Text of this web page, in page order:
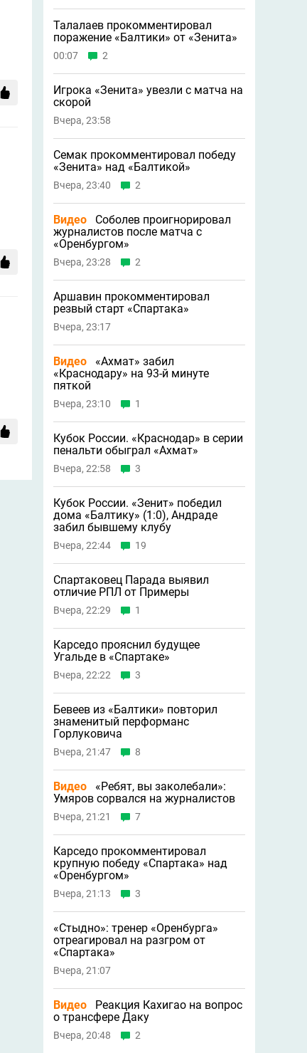
Талалаев прокомментировал
поражение «Балтики» от «Зенита»
00:07 2
Игрока «Зенита» увезли с матча на
скорой
Вчера, 23:58
Семак прокомментировал победу
«Зенита» над «Балтикой»
Вчера, 23:40 2
Видео
Соболев проигнорировал
журналистов после матча с
«Оренбургом»
Вчера, 23:28 2
Аршавин прокомментировал
резвый старт «Спартака»
Вчера, 23:17
Видео
«Ахмат» забил
«Краснодару» на 93-й минуте
пяткой
Вчера, 23:10 1
Кубок России. «Краснодар» в серии
пенальти обыграл «Ахмат»
Вчера, 22:58 3
Кубок России. «Зенит» победил
дома «Балтику» (1:0), Андраде
забил бывшему клубу
Вчера, 22:44 19
Спартаковец Парада выявил
отличие РПЛ от Примеры
Вчера, 22:29 1
Карседо прояснил будущее
Угальде в «Спартаке»
Вчера, 22:22 3
Бевеев из «Балтики» повторил
знаменитый перформанс
Горлуковича
Вчера, 21:47 8
Видео
«Ребят, вы заколебали»:
Умяров сорвался на журналистов
Вчера, 21:21 7
Карседо прокомментировал
крупную победу «Спартака» над
«Оренбургом»
Вчера, 21:13 3
«Стыдно»: тренер «Оренбурга»
отреагировал на разгром от
«Спартака»
Вчера, 21:07
Видео
Реакция Кахигао на вопрос
о трансфере Даку
Вчера, 20:48 2